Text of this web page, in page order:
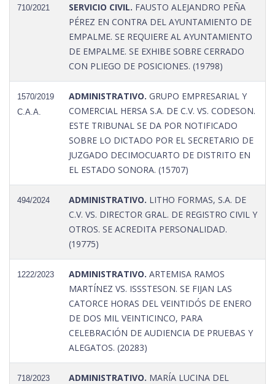
710/2021 SERVICIO CIVIL. FAUSTO ALEJANDRO PEÑA
PÉREZ EN CONTRA DEL AYUNTAMIENTO DE
EMPALME. SE REQUIERE AL AYUNTAMIENTO
DE EMPALME. SE EXHIBE SOBRE CERRADO
CON PLIEGO DE POSICIONES. (19798)
1570/2019
C.A.A.
ADMINISTRATIVO. GRUPO EMPRESARIAL Y
COMERCIAL HERSA S.A. DE C.V. VS. CODESON.
ESTE TRIBUNAL SE DA POR NOTIFICADO
SOBRE LO DICTADO POR EL SECRETARIO DE
JUZGADO DECIMOCUARTO DE DISTRITO EN
EL ESTADO SONORA. (15707)
494/2024 ADMINISTRATIVO. LITHO FORMAS, S.A. DE
C.V. VS. DIRECTOR GRAL. DE REGISTRO CIVIL Y
OTROS. SE ACREDITA PERSONALIDAD.
(19775)
1222/2023 ADMINISTRATIVO. ARTEMISA RAMOS
MARTÍNEZ VS. ISSSTESON. SE FIJAN LAS
CATORCE HORAS DEL VEINTIDÓS DE ENERO
DE DOS MIL VEINTICINCO, PARA
CELEBRACIÓN DE AUDIENCIA DE PRUEBAS Y
ALEGATOS. (20283)
718/2023 ADMINISTRATIVO. MARÍA LUCINA DEL